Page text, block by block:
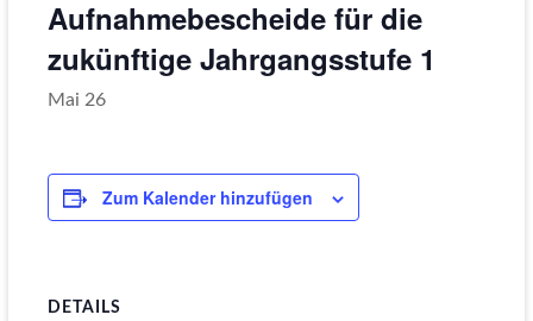
Aufnahmebescheide für die
zukünftige Jahrgangsstufe 1
Mai 26
Zum Kalender hinzufügen
DETAILS